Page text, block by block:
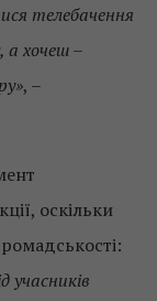
телебачення
а хочеш –
, –
оскільки
учасників